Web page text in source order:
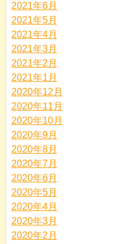
2021年6月
2021年5月
2021年4月
2021年3月
2021年2月
2021年1月
2020年12月
2020年11月
2020年10月
2020年9月
2020年8月
2020年7月
2020年6月
2020年5月
2020年4月
2020年3月
2020年2月